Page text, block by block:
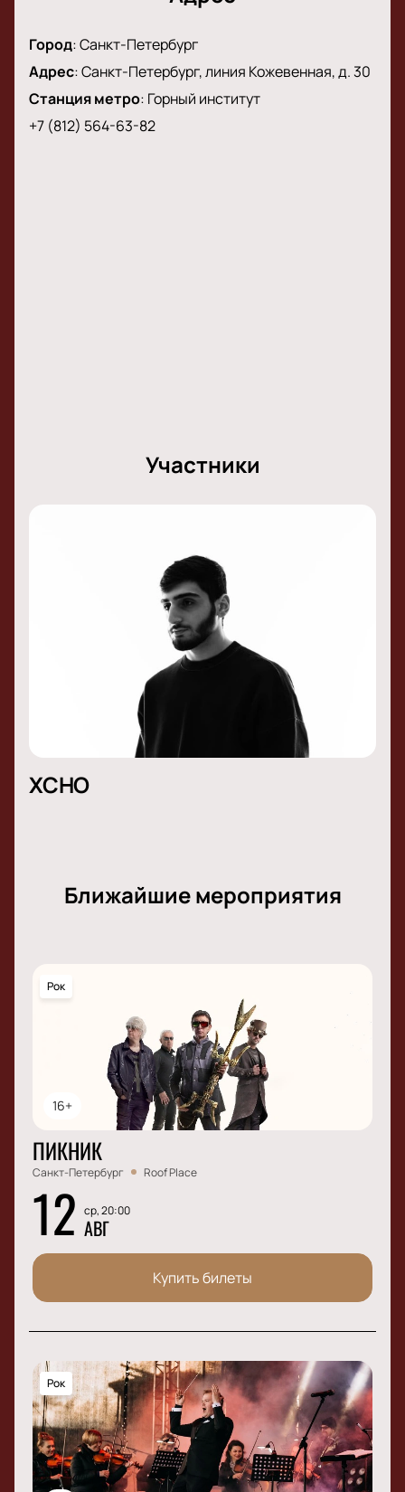
готовьтесь к встрече с любимым артистом.
Город:Санкт-Петербург
Адрес:Санкт-Петербург, линия Кожевенная, д. 30
Станция метро: Горный институт
+7 (812) 564-63-82
Участники
XCHO
Ближайшие мероприятия
16+
Рок
ПИКНИК
Санкт-Петербург Roof Place
12 ср, 20:00
АВГ
Купить билеты
Рок